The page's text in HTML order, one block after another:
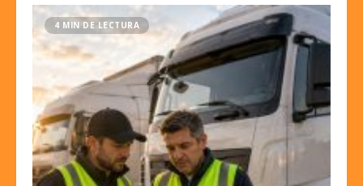
4 MIN DE LECTURA